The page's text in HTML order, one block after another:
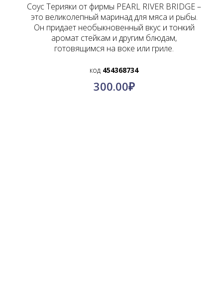
Соус Терияки от фирмы PEARL RIVER BRIDGE –
это великолепный маринад для мяса и рыбы.
Он придает необыкновенный вкус и тонкий
аромат стейкам и другим блюдам,
готовящимся на воке или гриле.
код 454368734
300.00₽